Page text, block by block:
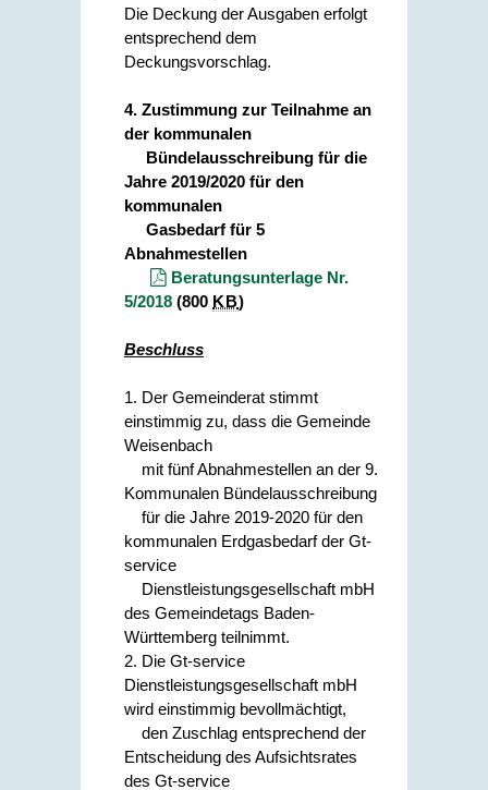
Die Deckung der Ausgaben erfolgt
entsprechend dem
Deckungsvorschlag.
4. Zustimmung zur Teilnahme an
der kommunalen
Bündelausschreibung für die
Jahre 2019/2020 für den
kommunalen
Gasbedarf für 5
Abnahmestellen
Beratungsunterlage Nr.
5/2018 (800 KB)
Beschluss
1. Der Gemeinderat stimmt
einstimmig zu, dass die Gemeinde
Weisenbach
mit fünf Abnahmestellen an der 9.
Kommunalen Bündelausschreibung
für die Jahre 2019-2020 für den
kommunalen Erdgasbedarf der Gt-
service
Dienstleistungsgesellschaft mbH
des Gemeindetags Baden-
Württemberg teilnimmt.
2. Die Gt-service
Dienstleistungsgesellschaft mbH
wird einstimmig bevollmächtigt,
den Zuschlag entsprechend der
Entscheidung des Aufsichtsrates
des Gt-service